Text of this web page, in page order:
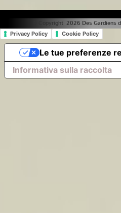
© Copyright 2026 Des Gardiens
Privacy Policy Cookie Policy
Informativa sulla raccolta
Le tue preferenze